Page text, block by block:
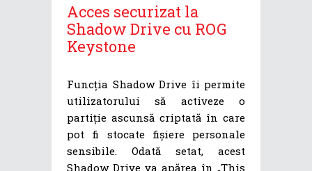
Acces securizat la
Shadow Drive cu ROG
Keystone
Funcția Shadow Drive îi permite
utilizatorului să activeze o
partiție ascunsă criptată în care
pot fi stocate fișiere personale
sensibile. Odată setat, acest
Shadow Drive va apărea în „This